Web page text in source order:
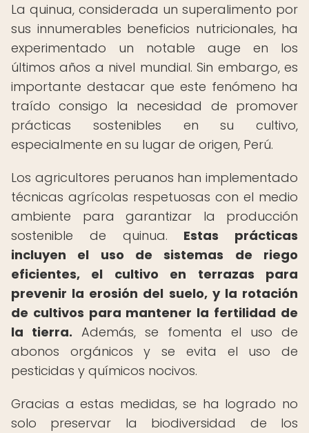
La quinua, considerada un superalimento por
sus innumerables beneficios nutricionales, ha
experimentado un notable auge en los
últimos años a nivel mundial. Sin embargo, es
importante destacar que este fenómeno ha
traído consigo la necesidad de promover
prácticas sostenibles en su cultivo,
especialmente en su lugar de origen, Perú.
Los agricultores peruanos han implementado
técnicas agrícolas respetuosas con el medio
ambiente para garantizar la producción
sostenible de quinua. Estas prácticas
incluyen el uso de sistemas de riego
eficientes, el cultivo en terrazas para
prevenir la erosión del suelo, y la rotación
de cultivos para mantener la fertilidad de
la tierra. Además, se fomenta el uso de
abonos orgánicos y se evita el uso de
pesticidas y químicos nocivos.
Gracias a estas medidas, se ha logrado no
solo preservar la biodiversidad de los